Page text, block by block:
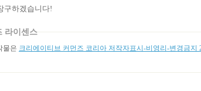
구하겠습니다!
라이센스
물은 크리에이티브 커먼즈 코리아 저작자표시-비영리-변경금지